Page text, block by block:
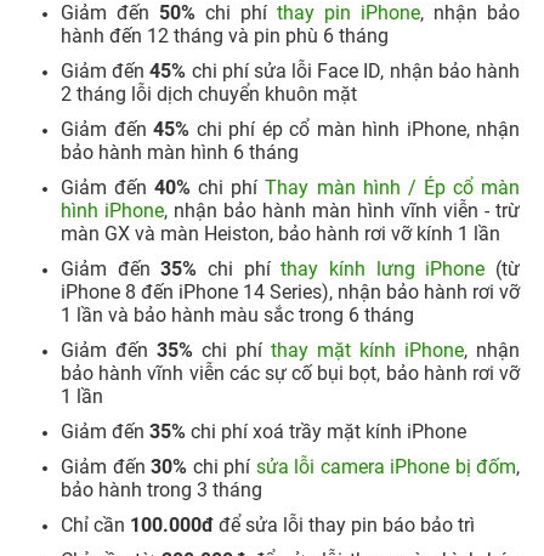
Giảm đến 50% chi phí thay pin iPhone, nhận bảo
hành đến 12 tháng và pin phù 6 tháng
Giảm đến45% chi phí sửa lỗi Face ID, nhận bảo hành
2 tháng lỗi dịch chuyển khuôn mặt
Giảm đến 45% chi phí ép cổ màn hình iPhone, nhận
bảo hành màn hình 6 tháng
Giảm đến40% chi phíThay màn hình / Ép cổ màn
hình iPhone, nhận bảo hành màn hình vĩnh viễn - trừ
màn GX và màn Heiston, bảo hành rơi vỡ kính 1 lần
Giảm đến35% chi phíthay kính lưng iPhone (từ
iPhone 8 đến iPhone 14 Series), nhận bảo hành rơi vỡ
1 lần và bảo hành màu sắc trong 6 tháng
Giảm đến 35% chi phí thay mặt kính iPhone, nhận
bảo hành vĩnh viễn các sự cố bụi bọt, bảo hành rơi vỡ
1 lần
Giảm đến 35% chi phí xoá trầy mặt kính iPhone
Giảm đến 30% chi phí sửa lỗi camera iPhone bị đốm,
bảo hành trong 3 tháng
Chỉ cần 100.000đ để sửa lỗi thay pin báo bảo trì